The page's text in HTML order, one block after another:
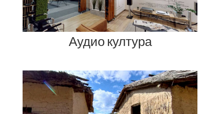
Аудио култура